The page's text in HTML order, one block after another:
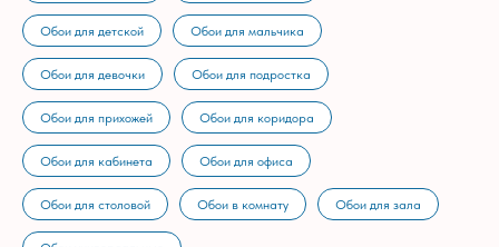
Обои для детской Обои для мальчика
Обои для девочки Обои для подростка
Обои для прихожей Обои для коридора
Обои для кабинета Обои для офиса
Обои для столовой Обои в комнату Обои для зала